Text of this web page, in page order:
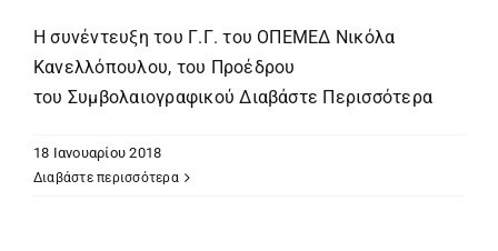
Η συνέντευξη του Γ.Γ. του ΟΠΕΜΕΔ Νικόλα
Κανελλόπουλου, του Προέδρου
του ΣυμβολαιογραφικούΔιαβάστε Περισσότερα
18 Ιανουαρίου 2018
Διαβάστε περισσότερα